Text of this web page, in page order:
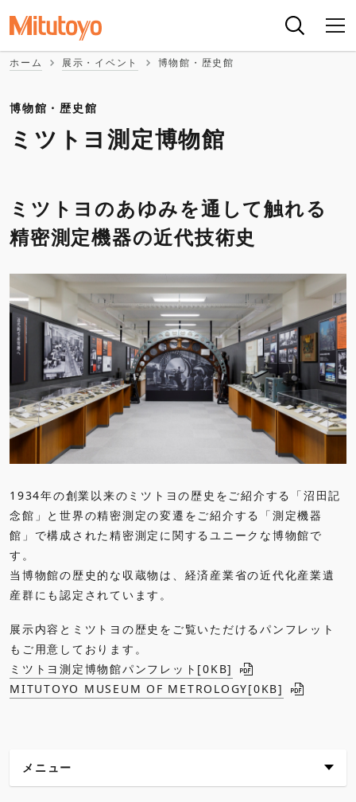
ホーム 展示・イベント 博物館・歴史館
博物館・歴史館
ミツトヨ測定博物館
ミツトヨのあゆみを通して触れる
精密測定機器の近代技術史
1934年の創業以来のミツトヨの歴史をご紹介する「沼田記
念館」と世界の精密測定の変遷をご紹介する「測定機器
館」で構成された精密測定に関するユニークな博物館で
す。
当博物館の歴史的な収蔵物は、経済産業省の近代化産業遺
産群にも認定されています。
展示内容とミツトヨの歴史をご覧いただけるパンフレット
もご用意しております。
ミツトヨ測定博物館パンフレット[0KB]
MITUTOYO MUSEUM OF METROLOGY[0KB]
メニュー